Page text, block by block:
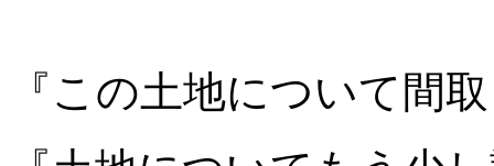
『この土地について間